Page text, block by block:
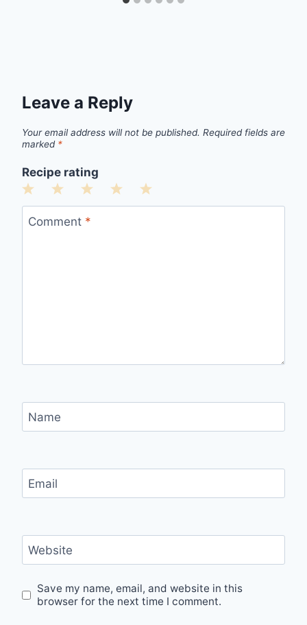
Leave a Reply
Your email address will not be published. Required fields are
marked *
Recipe rating
5
4
3
Stars
2
Stars
1
Star
Comment *
Name
Email
Website
Save my name, email, and website in this
browser for the next time I comment.